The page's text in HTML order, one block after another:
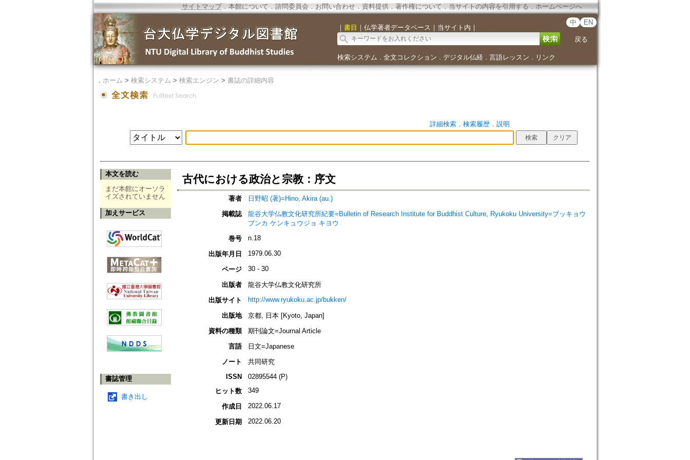
サイトマップ．本館について ． 諮問委員会． お問い合わせ． 資料提供． 著作権について．当サイトの内容を引用する ． ホームページへ
｜ 書目 ｜ 仏学著者データベース ｜ 当サイト内 ｜
中 EN
戻る
検索システム ． 全文コレクション ． デジタル仏経． 言語レッスン ． リンク
． ホーム > 検索システム > 検索エンジン > 書誌の詳細内容
詳細検索． 検索履歴． 説明
本文を読む
まだ本館にオーソラ
イズされていません
加えサービス
書誌管理
書き出し
古代における政治と宗教：序文
著者
日野昭 (著)=Hino, Akira (au.)
掲載誌
龍谷大学仏教文化研究所紀要=Bulletin of Research Institute for Buddhist Culture, Ryukoku University=ブッキョウ
ブンカ ケンキュウジョ キヨウ
巻号
n.18
出版年月日 1979.06.30
ページ 30 - 30
出版者
龍谷大学仏教文化研究所
出版サイト
http://www.ryukoku.ac.jp/bukken/
出版地
京都, 日本 [Kyoto, Japan]
資料の種類
期刊論文=Journal Article
言語
日文=Japanese
ノート
共同研究
ISSN
02895544 (P)
ヒット数
349
作成日 2022.06.17
更新日期 2022.06.20